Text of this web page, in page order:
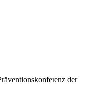
der